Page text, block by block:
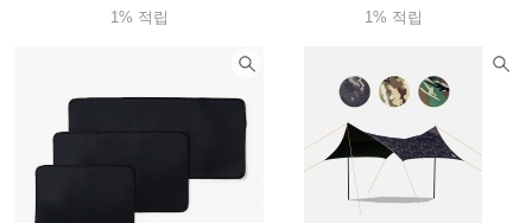
1% 적립 1% 적립